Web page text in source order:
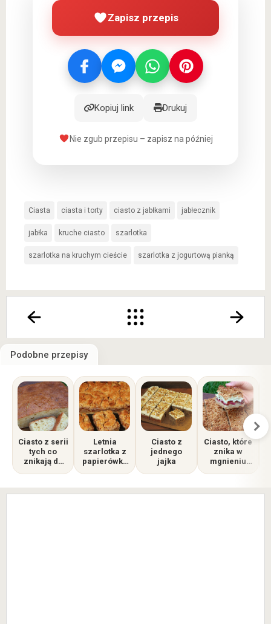
Zapisz przepis
Kopiuj link Drukuj
Nie zgub przepisu – zapisz na później
Ciasta ciasta i torty ciasto z jabłkami jabłecznik
jabłka kruche ciasto szarlotka
szarlotka na kruchym cieście szarlotka z jogurtową pianką
Podobne przepisy
Ciasto z serii
tych co
znikają do
Przepyszne,
Letnia
szarlotka z
papierówka
Ciasto z
jednego
jajka
Ciasto, które
znika w
mgnieniu
kruche ze